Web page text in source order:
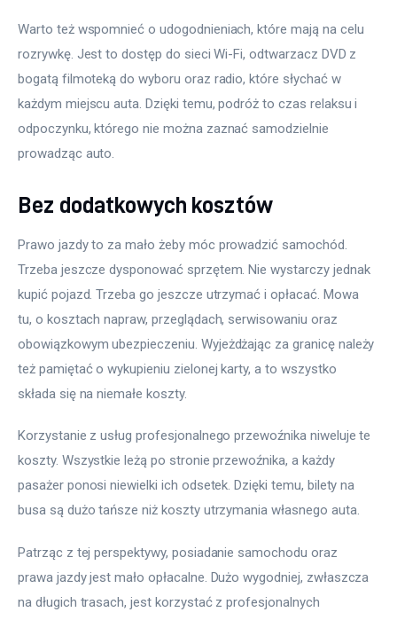
Warto też wspomnieć o udogodnieniach, które mają na celu
rozrywkę. Jest to dostęp do sieci Wi-Fi, odtwarzacz DVD z
bogatą filmoteką do wyboru oraz radio, które słychać w
każdym miejscu auta. Dzięki temu, podróż to czas relaksu i
odpoczynku, którego nie można zaznać samodzielnie
prowadząc auto.
Bez dodatkowych kosztów
Prawo jazdy to za mało żeby móc prowadzić samochód.
Trzeba jeszcze dysponować sprzętem. Nie wystarczy jednak
kupić pojazd. Trzeba go jeszcze utrzymać i opłacać. Mowa
tu, o kosztach napraw, przeglądach, serwisowaniu oraz
obowiązkowym ubezpieczeniu. Wyjeżdżając za granicę należy
też pamiętać o wykupieniu zielonej karty, a to wszystko
składa się na niemałe koszty.
Korzystanie z usług profesjonalnego przewoźnika niweluje te
koszty. Wszystkie leżą po stronie przewoźnika, a każdy
pasażer ponosi niewielki ich odsetek. Dzięki temu, bilety na
busa są dużo tańsze niż koszty utrzymania własnego auta.
Patrząc z tej perspektywy, posiadanie samochodu oraz
prawa jazdy jest mało opłacalne. Dużo wygodniej, zwłaszcza
na długich trasach, jest korzystać z profesjonalnych